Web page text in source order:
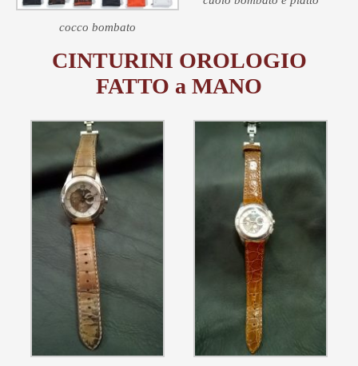
cocco bombato
CINTURINI OROLOGIO
FATTO a MANO